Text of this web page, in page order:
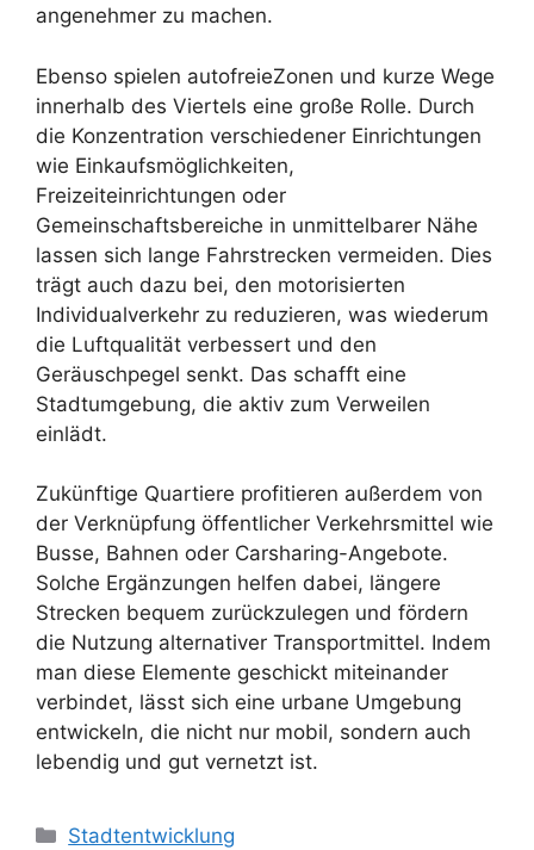
angenehmer zu machen.
Ebenso spielen autofreieZonen und kurze Wege
innerhalb des Viertels eine große Rolle. Durch
die Konzentration verschiedener Einrichtungen
wie Einkaufsmöglichkeiten,
Freizeiteinrichtungen oder
Gemeinschaftsbereiche in unmittelbarer Nähe
lassen sich lange Fahrstrecken vermeiden. Dies
trägt auch dazu bei, den motorisierten
Individualverkehr zu reduzieren, was wiederum
die Luftqualität verbessert und den
Geräuschpegel senkt. Das schafft eine
Stadtumgebung, die aktiv zum Verweilen
einlädt.
Zukünftige Quartiere profitieren außerdem von
der Verknüpfung öffentlicher Verkehrsmittel wie
Busse, Bahnen oder Carsharing-Angebote.
Solche Ergänzungen helfen dabei, längere
Strecken bequem zurückzulegen und fördern
die Nutzung alternativer Transportmittel. Indem
man diese Elemente geschickt miteinander
verbindet, lässt sich eine urbane Umgebung
entwickeln, die nicht nur mobil, sondern auch
lebendig und gut vernetzt ist.
Kategorien
Stadtentwicklung